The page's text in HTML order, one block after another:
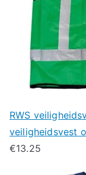
RWS
veiligheidsvest
€13.25